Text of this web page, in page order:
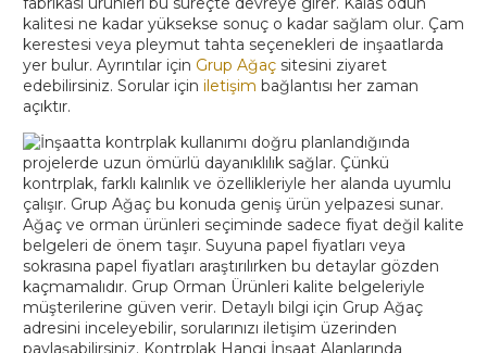
kalitesi ne kadar yüksekse sonuç o kadar sağlam olur. Çam
kerestesi veya pleymut tahta seçenekleri de inşaatlarda
yer bulur. Ayrıntılar için Grup Ağaç sitesini ziyaret
edebilirsiniz. Sorular için iletişim bağlantısı her zaman
açıktır.